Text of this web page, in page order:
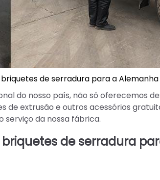
de serradura para a Alemanha
do nosso país, não só oferecemos
extrusão e outros acessórios
serviço da nossa fábrica.
de serradura